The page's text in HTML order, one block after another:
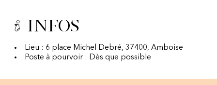
Infos
Lieu : 6 place Michel Debré, 37400, Amboise
Poste à pourvoir : Dès que possible